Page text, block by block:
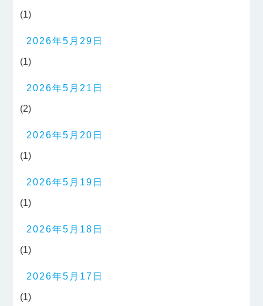
(1)
2026年5月29日
(1)
2026年5月21日
(2)
2026年5月20日
(1)
2026年5月19日
(1)
2026年5月18日
(1)
2026年5月17日
(1)